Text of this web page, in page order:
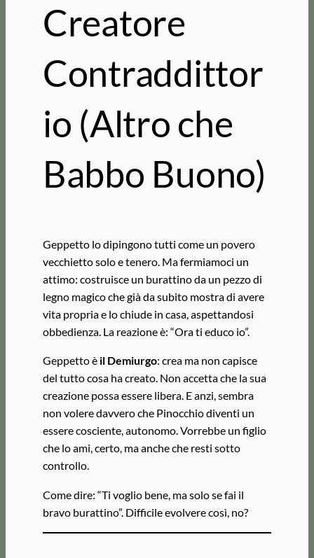
Creatore
Contraddittor
io (Altro che
Babbo Buono)
Geppetto lo dipingono tutti come un povero
vecchietto solo e tenero. Ma fermiamoci un
attimo: costruisce un burattino da un pezzo di
legno magico che già da subito mostra di avere
vita propria e lo chiude in casa, aspettandosi
obbedienza. La reazione è: “Ora ti educo io”.
Geppetto è il Demiurgo: crea ma non capisce
del tutto cosa ha creato. Non accetta che la sua
creazione possa essere libera. E anzi, sembra
non volere davvero che Pinocchio diventi un
essere cosciente, autonomo. Vorrebbe un figlio
che lo ami, certo, ma anche che resti sotto
controllo.
Come dire: “Ti voglio bene, ma solo se fai il
bravo burattino”. Difficile evolvere così, no?